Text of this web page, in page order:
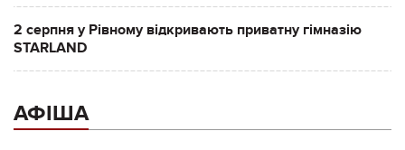
2 серпня у Рівному відкривають приватну гімназію
STARLAND
АФІША